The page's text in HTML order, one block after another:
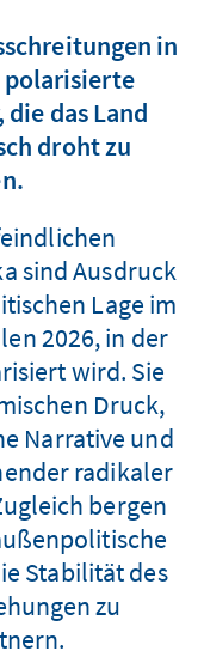
in
polarisierte
das Land
droht zu
sind Ausdruck
Lage im
2026, in der
wird. Sie
Druck,
Narrative und
radikaler
bergen
Stabilität des
zu